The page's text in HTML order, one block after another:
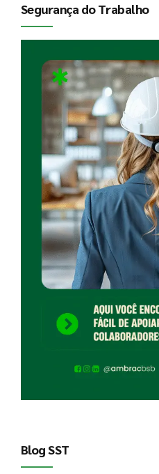
Segurança do Trabalho
Blog SST